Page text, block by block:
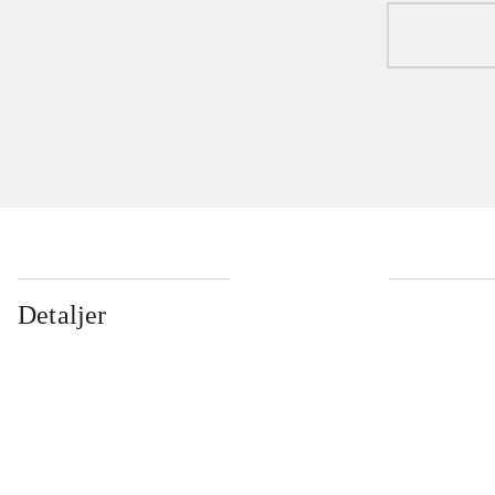
Detaljer